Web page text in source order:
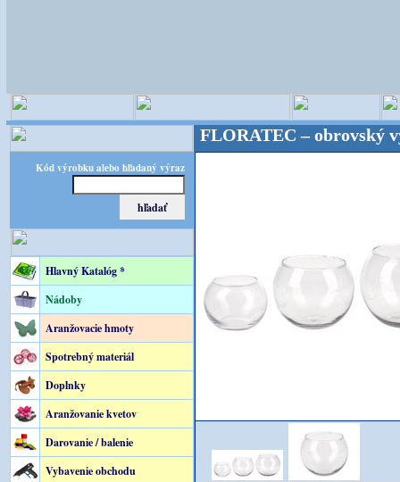
Kód výrobku alebo hľadaný výraz
Hlavný Katalóg *
Nádoby
Aranžovacie hmoty
Spotrebný materiál
Doplnky
Aranžovanie kvetov
Darovanie / balenie
Vybavenie obchodu
potreby! FLORATEC – obrovský výber –